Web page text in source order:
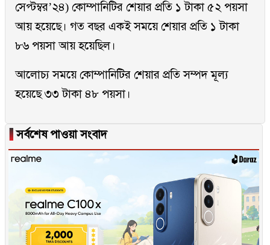
সেপ্টম্বর’২৪) কোম্পানিটির শেয়ার প্রতি ১ টাকা ৫২ পয়সা
আয় হয়েছে। গত বছর একই সময়ে শেয়ার প্রতি ১ টাকা
৮৬ পয়সা আয় হয়েছিল।
আলোচ্য সময়ে কোম্পানিটির শেয়ার প্রতি সম্পদ মূল্য
হয়েছে ৩৩ টাকা ৪৮ পয়সা।
▐সর্বশেষ পাওয়া সংবাদ